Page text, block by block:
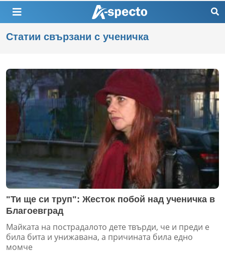
Статии свързани с ученичка
"Ти ще си труп": Жесток побой над ученичка в
Благоевград
Майката на пострадалото дете твърди, че и преди е
била бита и унижавана, а причината била едно
момче